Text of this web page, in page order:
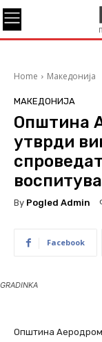
Home Македонија
МАКЕДОНИЈА
Општина
утврди
By Pogled Admin
Facebook
GRADINKA
Општина Аеродром